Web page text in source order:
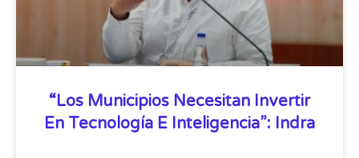
“Los Municipios Necesitan Invertir
En Tecnología E Inteligencia”: Indra